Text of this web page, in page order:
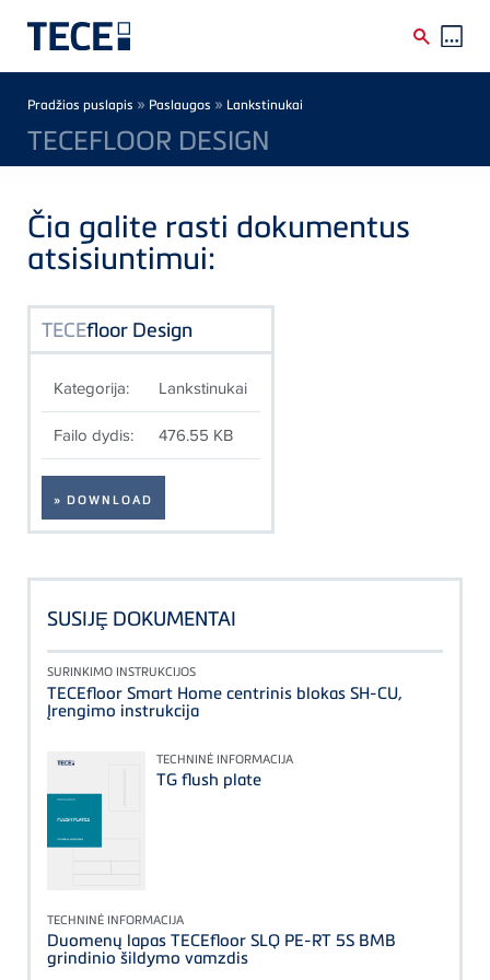
Breadcrumb
Pradžios puslapis » Paslaugos » Lankstinukai
TECEFLOOR DESIGN
Čia galite rasti dokumentus
atsisiuntimui:
TECEfloor Design
Kategorija: Lankstinukai
Failo dydis: 476.55 KB
» DOWNLOAD
SUSIJȨ DOKUMENTAI
SURINKIMO INSTRUKCIJOS
TECEfloor Smart Home centrinis blokas SH-CU,
Įrengimo instrukcija
TECHNINĖ INFORMACIJA
TG flush plate
TECHNINĖ INFORMACIJA
Duomenų lapas TECEfloor SLQ PE-RT 5S BMB
grindinio šildymo vamzdis